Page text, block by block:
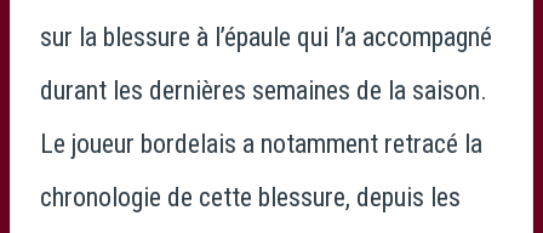
sur la blessure à l’épaule qui l’a accompagné
durant les dernières semaines de la saison.
Le joueur bordelais a notamment retracé la
chronologie de cette blessure, depuis les